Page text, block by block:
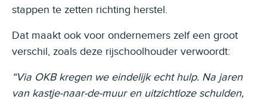
stappen te zetten richting herstel.
Dat maakt ook voor ondernemers zelf een groot
verschil, zoals deze rijschoolhouder verwoordt:
“Via OKB kregen we eindelijk echt hulp. Na jaren
van kastje-naar-de-muur en uitzichtloze schulden,